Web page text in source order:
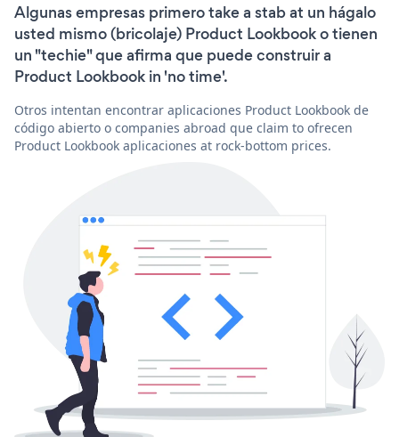
Algunas empresas primero take a stab at un hágalo
usted mismo (bricolaje) Product Lookbook o tienen
un "techie" que afirma que puede construir a
Product Lookbook in 'no time'.
Otros intentan encontrar aplicaciones Product Lookbook de
código abierto o companies abroad que claim to ofrecen
Product Lookbook aplicaciones at rock-bottom prices.